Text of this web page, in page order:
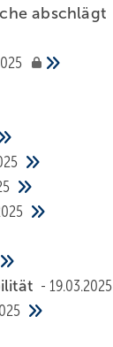
abschlägt
19.03.2025